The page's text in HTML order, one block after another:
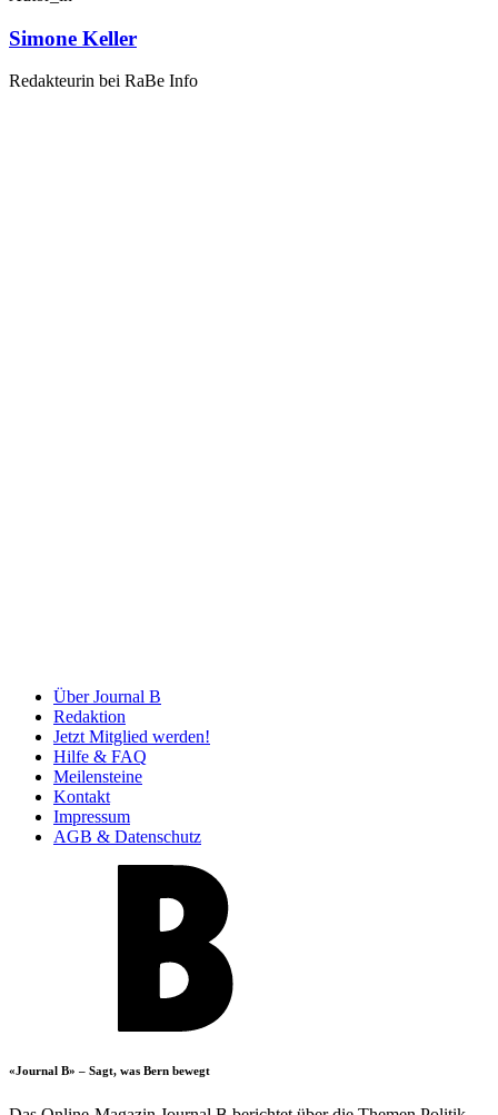
Simone Keller
Redakteurin bei RaBe Info
Über Journal B
Redaktion
Jetzt Mitglied werden!
Hilfe & FAQ
Meilensteine
Kontakt
Impressum
AGB & Datenschutz
«Journal B» – Sagt, was Bern bewegt